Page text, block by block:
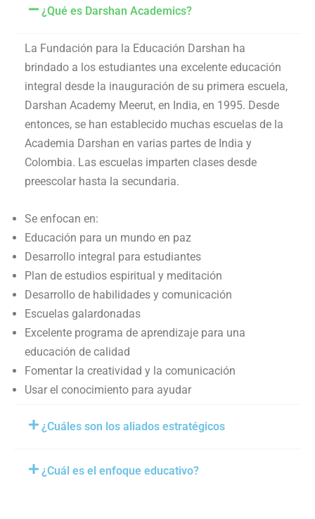
¿Qué es Darshan Academics?
La Fundación para la Educación Darshan ha
brindado a los estudiantes una excelente educación
integral desde la inauguración de su primera escuela,
Darshan Academy Meerut, en India, en 1995. Desde
entonces, se han establecido muchas escuelas de la
Academia Darshan en varias partes de India y
Colombia. Las escuelas imparten clases desde
preescolar hasta la secundaria.
Se enfocan en:
Educación para un mundo en paz
Desarrollo integral para estudiantes
Plan de estudios espiritual y meditación
Desarrollo de habilidades y comunicación
Escuelas galardonadas
Excelente programa de aprendizaje para una
educación de calidad
Fomentar la creatividad y la comunicación
Usar el conocimiento para ayudar
¿Cuáles son los aliados estratégicos
¿Cuál es el enfoque educativo?